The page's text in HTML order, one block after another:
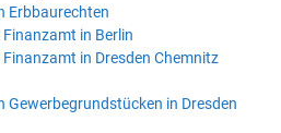
Erbbaurechten
in Berlin
in Dresden Chemnitz
Gewerbegrundstücken in Dresden